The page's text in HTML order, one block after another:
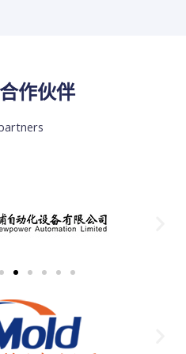
作伙伴